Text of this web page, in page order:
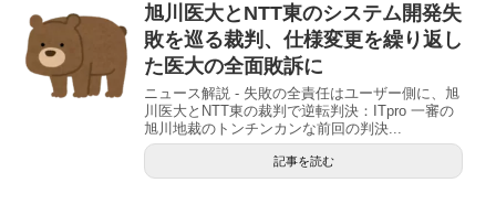
旭川医大とNTT東のシステム開発失
敗を巡る裁判、仕様変更を繰り返し
た医大の全面敗訴に
ニュース解説 - 失敗の全責任はユーザー側に、旭
川医大とNTT東の裁判で逆転判決：ITpro 一審の
旭川地裁のトンチンカンな前回の判決...
記事を読む